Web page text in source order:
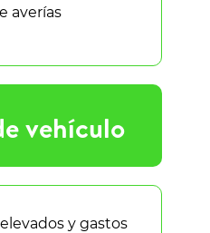
vehículo
y gastos
averías